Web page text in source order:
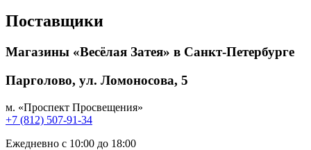
Поставщики
Магазины «Весёлая Затея» в Санкт-Петербурге
Парголово, ул. Ломоносова, 5
м. «Проспект Просвещения»
+7 (812) 507-91-34
Ежедневно с 10:00 до 18:00